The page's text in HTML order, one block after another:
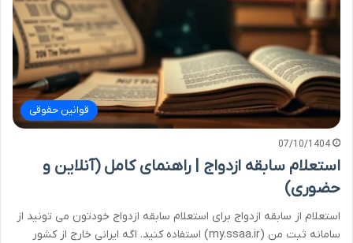
قوانین حقوقی
07/10/1404
استعلام سابقه ازدواج | راهنمای کامل (آنلاین و
حضوری)
استعلام از سابقه ازدواج برای استعلام سابقه ازدواج خودتون می تونید از
سامانه ثبت من (my.ssaa.ir) استفاده کنید. اگه ایرانی خارج از کشور